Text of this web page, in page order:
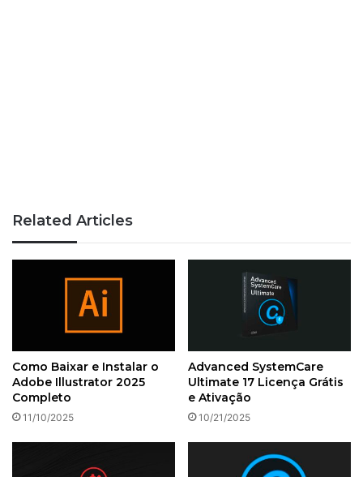
Related Articles
Como Baixar e Instalar o
Adobe Illustrator 2025
Completo
11/10/2025
Advanced SystemCare
Ultimate 17 Licença Grátis
e Ativação
10/21/2025